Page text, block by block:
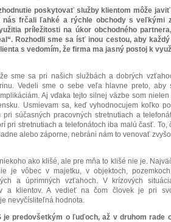
poskytovať služby klientom môže
frčali ľahké a rýchle obchody s veľkými
príležitosti na úkor obchodného
Rozhodli sme sa ísť inou cestou, aby
s vedomím, že firma ma jasný postoj k
sme sa pri našich službách a dobrých
Vedeli sme o sebe veľa hlavne preto, aby
Aj vďaka tejto silnej väzbe som
Usmievam sa, keď vyhodnocujem koľko
pri súčasných pracovných stretnutiach a
pri stretnutiach a telefonátoch iba malú časť.
alebo záporne, nebráni nám to venovať
ako klišé, ale pre mňa to klišé nie je.
je vôbec v majetku, v objektoch,
a úprimných vzťahoch. V krízových
a klientov. A vedieť na čom človek je pri
nevyčísliteľná hodnota.
je predovšetkým o ľuďoch, až v druhom rade